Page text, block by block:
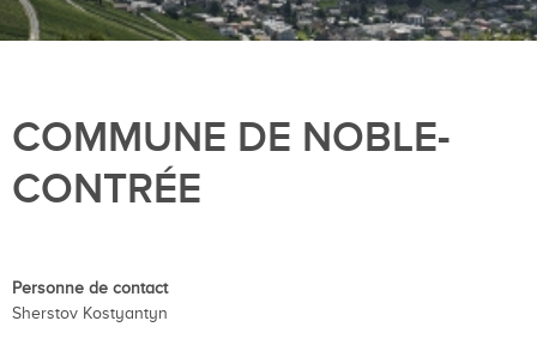
COMMUNE DE NOBLE-
CONTRÉE
Personne de contact
Sherstov Kostyantyn